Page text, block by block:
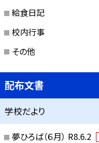
給食日記
校内行事
その他
配布文書
学校だより
夢ひろば（６月） R8.6.2